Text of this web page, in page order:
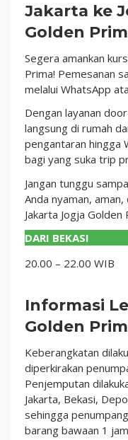
Jakarta ke
Golden
Segera amankan
Prima! Pemesanan
melalui WhatsApp
Dengan layanan
langsung di rumah
pengantaran hingga
bagi yang suka trip
Jangan tunggu
Anda nyaman,
Jakarta Jogja Golden
DARI BEKASI
20.00 – 22.00 WIB
Informasi
Golden
Keberangkatan
diperkirakan
Penjemputan
Jakarta, Bekasi,
sehingga
barang bawaan 1